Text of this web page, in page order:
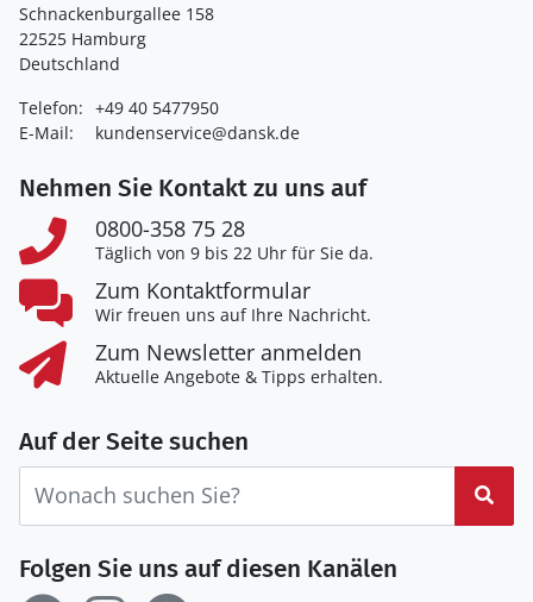
Schnackenburgallee 158
22525 Hamburg
Deutschland
Telefon: +49 40 5477950
E-Mail:
kundenservice@dansk.de
Nehmen Sie Kontakt zu uns auf
0800-358 75 28
Täglich von 9 bis 22 Uhr für Sie da.
Zum Kontaktformular
Wir freuen uns auf Ihre Nachricht.
Zum Newsletter anmelden
Aktuelle Angebote & Tipps erhalten.
Auf der Seite suchen
Folgen Sie uns auf diesen Kanälen